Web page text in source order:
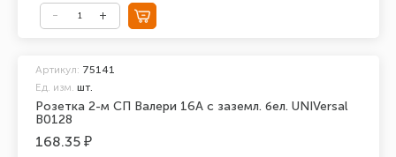
Розетка 2-м СП Валери 16А с заземл. бел. UNIVersal
В0128
Артикул: 75141
Ед. изм. шт.
168.35 ₽